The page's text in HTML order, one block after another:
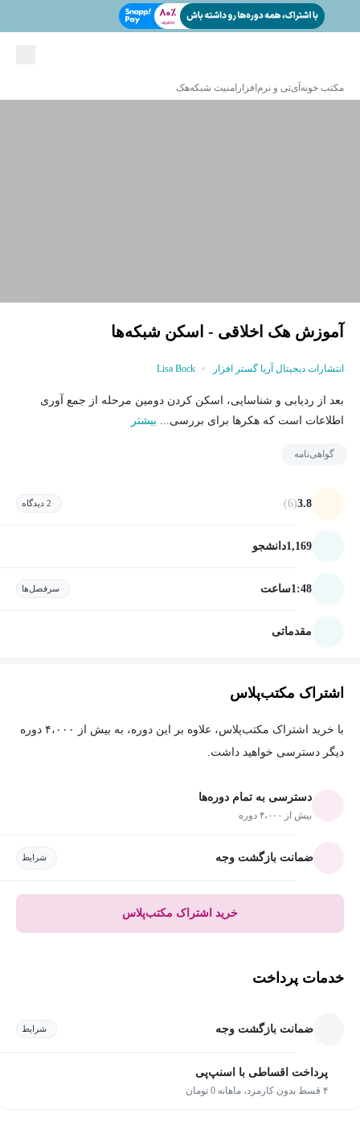
مکتب خونه آی‌تی و نرم‌افزار امنیت شبکههک
آموزش هک اخلاقی - اسکن شبکه‌ها
انتشارات دیجیتال آریا گستر افزار Lisa Bock
بعد از ردیابی و شناسایی، اسکن کردن دومین مرحله از جمع آوری
اطلاعات است که هکرها برای بررسی... بیشتر
گواهی‌نامه
3.8
(6) 2 دیدگاه
1,169دانشجو
1:48ساعت سرفصل‌ها
مقدماتی
اشتراک مکتب‌پلاس
با خرید اشتراک مکتب‌پلاس، علاوه بر این دوره، به بیش از ۴،۰۰۰ دوره
دیگر دسترسی خواهید داشت.
دسترسی به تمام دوره‌ها
بیش از ۴،۰۰۰ دوره
ضمانت بازگشت وجه شرایط
خرید اشتراک مکتب‌پلاس
خدمات پرداخت
ضمانت بازگشت وجه شرایط
پرداخت اقساطی با اسنپ‌پی
۴ قسط بدون کارمزد، ماهانه 0 تومان